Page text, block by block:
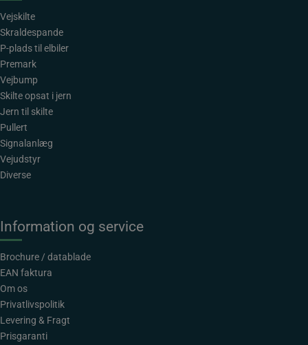
Vejskilte
Skraldespande
P-plads til elbiler
Premark
Vejbump
Skilte opsat i jern
Jern til skilte
Pullert
Signalanlæg
Vejudstyr
Diverse
Information og service
Brochure / datablade
EAN faktura
Om os
Privatlivspolitik
Levering & Fragt
Prisgaranti